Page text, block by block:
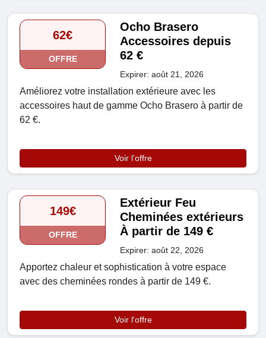
62€
OFFRE
Ocho Brasero
Accessoires depuis
62 €
Expirer: août 21, 2026
Améliorez votre installation extérieure avec les
accessoires haut de gamme Ocho Brasero à partir de
62 €.
Voir l'offre
149€
OFFRE
Extérieur Feu
Cheminées extérieurs
À partir de 149 €
Expirer: août 22, 2026
Apportez chaleur et sophistication à votre espace
avec des cheminées rondes à partir de 149 €.
Voir l'offre